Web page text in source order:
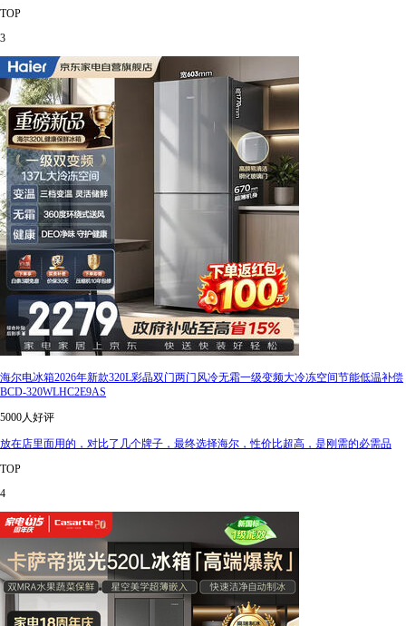
TOP
3
海尔电冰箱2026年新款320L彩晶双门两门风冷无霜一级变频大冷冻空间节能低温补偿
BCD-320WLHC2E9AS
5000人好评
放在店里面用的，对比了几个牌子，最终选择海尔，性价比超高，是刚需的必需品
TOP
4